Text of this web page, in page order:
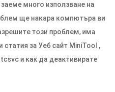
много използване на
ще накара компютъра ви
този проблем, има
статия за Уеб сайт MiniTool ,
и как да деактивирате